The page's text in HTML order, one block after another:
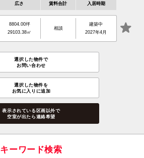
広さ 賃料合計 入居時期
8804.00坪
29103.38㎡
相談
建築中
2027年4月
選択した物件で
お問い合わせ
選択した物件を
お気に入りに追加
表示されている区画以外で
空室が出たら連絡希望
キーワード検索